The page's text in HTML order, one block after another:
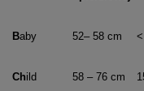
Baby 52– 58 cm
Child 58 – 76 cm